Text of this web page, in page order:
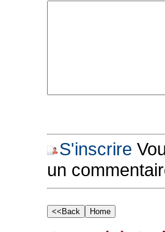
S'inscrire
un